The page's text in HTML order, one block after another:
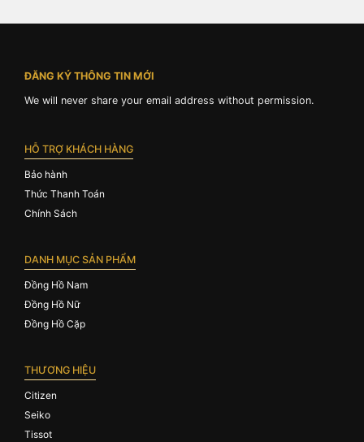
ĐĂNG KÝ THÔNG TIN MỚI
We will never share your email address without permission.
HỖ TRỢ KHÁCH HÀNG
Bảo hành
Thức Thanh Toán
Chính Sách
DANH MỤC SẢN PHẨM
Đồng Hồ Nam
Đồng Hồ Nữ
Đồng Hồ Cặp
THƯƠNG HIỆU
Citizen
Seiko
Tissot